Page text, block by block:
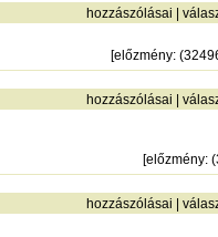
hozzászólásai
[előzmény:
hozzászólásai
[előzmény:
hozzászólásai